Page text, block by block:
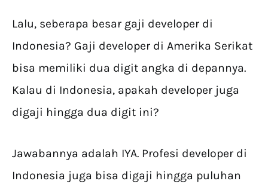
Lalu, seberapa besar gaji developer di
Indonesia? Gaji developer di Amerika Serikat
bisa memiliki dua digit angka di depannya.
Kalau di Indonesia, apakah developer juga
digaji hingga dua digit ini?
Jawabannya adalah IYA. Profesi developer di
Indonesia juga bisa digaji hingga puluhan